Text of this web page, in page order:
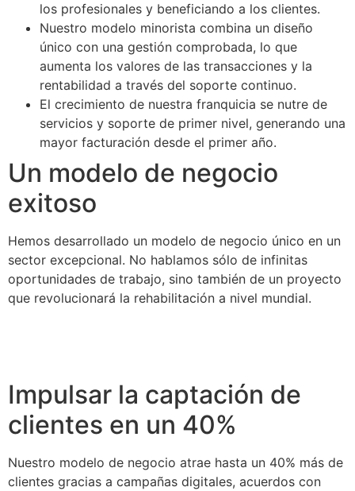
los profesionales y beneficiando a los clientes.
Nuestro modelo minorista combina un diseño
único con una gestión comprobada, lo que
aumenta los valores de las transacciones y la
rentabilidad a través del soporte continuo.
El crecimiento de nuestra franquicia se nutre de
servicios y soporte de primer nivel, generando una
mayor facturación desde el primer año.
Un modelo de negocio
exitoso
Hemos desarrollado un modelo de negocio único en un
sector excepcional. No hablamos sólo de infinitas
oportunidades de trabajo, sino también de un proyecto
que revolucionará la rehabilitación a nivel mundial.
Impulsar la captación de
clientes en un 40%
Nuestro modelo de negocio atrae hasta un 40% más de
clientes gracias a campañas digitales, acuerdos con